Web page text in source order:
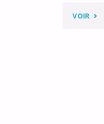
VOIR "LIEU